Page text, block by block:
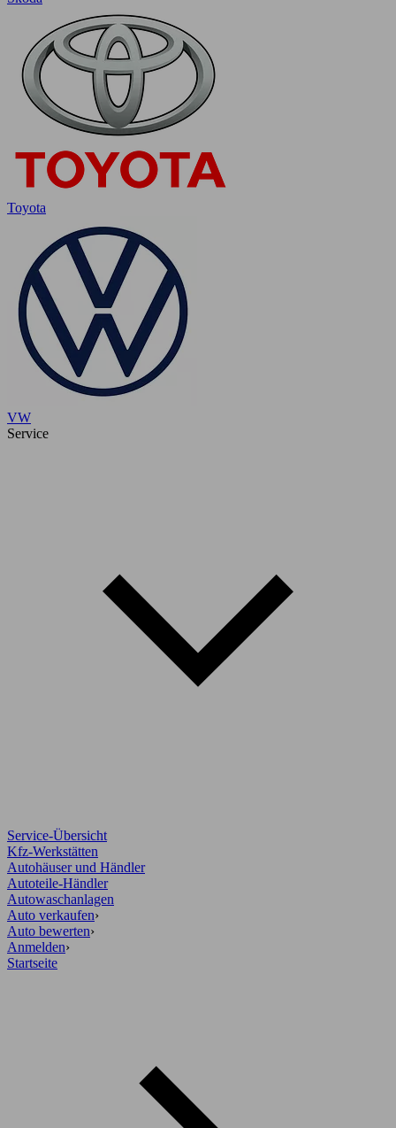
Toyota
VW
Service
Service-Übersicht
Kfz-Werkstätten
Autohäuser und Händler
Autoteile-Händler
Autowaschanlagen
Auto verkaufen›
Auto bewerten›
Anmelden›
Startseite